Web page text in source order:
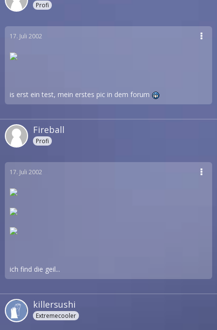
Profi
17. Juli 2002
is erst ein test, mein erstes pic in dem forum
Fireball
Profi
17. Juli 2002
ich find die geil...
killersushi
Extremecooler